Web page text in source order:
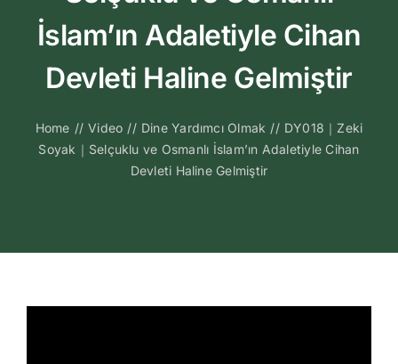
Kitapları
Video
Sesli
İslam’ın Adaletiyle Cihan
Devleti Haline Gelmiştir
Home // Video // Dine Yardımcı Olmak // DY018｜Zeki
Soyak｜Selçuklu ve Osmanlı İslam’ın Adaletiyle Cihan
Devleti Haline Gelmiştir